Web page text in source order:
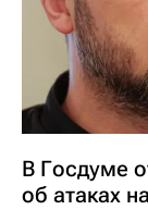
В Госдуме
об атаках